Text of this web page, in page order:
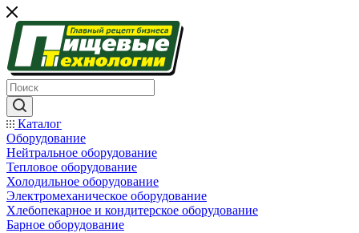
Каталог
Оборудование
Нейтральное оборудование
Тепловое оборудование
Холодильное оборудование
Электромеханическое оборудование
Хлебопекарное и кондитерское оборудование
Барное оборудование